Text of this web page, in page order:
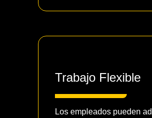
Trabajo Flexible
Los empleados pueden